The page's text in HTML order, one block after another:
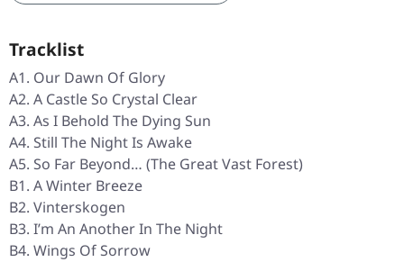
Tracklist
A1. Our Dawn Of Glory
A2. A Castle So Crystal Clear
A3. As I Behold The Dying Sun
A4. Still The Night Is Awake
A5. So Far Beyond… (The Great Vast Forest)
B1. A Winter Breeze
B2. Vinterskogen
B3. I’m An Another In The Night
B4. Wings Of Sorrow